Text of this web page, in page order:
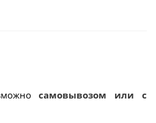
самовывозом или с